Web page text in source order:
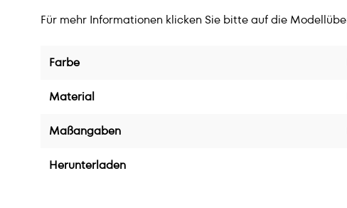
Für mehr Informationen klicken Sie bitte auf die
Farbe
Material
Maßangaben
Herunterladen